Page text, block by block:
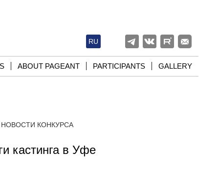
RU
ABOUT PAGEANT PARTICIPANTS GALLERY
НОВОСТИ КОНКУРСА
кастинга в Уфе